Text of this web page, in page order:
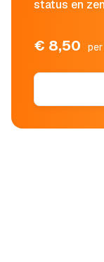
status en
€ 8,50